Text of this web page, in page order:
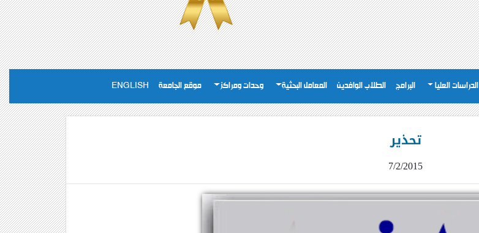
الدراسات العليا البرامج الطلاب الوافدين المعامل البحثية وحدات ومراكز موقع الجامعة ENGLISH
تحذير
7/2/2015